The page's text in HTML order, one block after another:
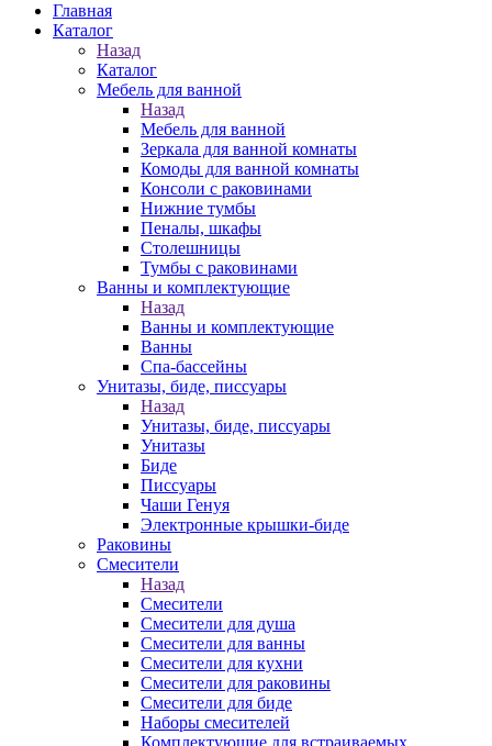
Главная
Каталог
Назад
Каталог
Мебель для ванной
Назад
Мебель для ванной
Зеркала для ванной комнаты
Комоды для ванной комнаты
Консоли с раковинами
Нижние тумбы
Пеналы, шкафы
Столешницы
Тумбы с раковинами
Ванны и комплектующие
Назад
Ванны и комплектующие
Ванны
Спа-бассейны
Унитазы, биде, писсуары
Назад
Унитазы, биде, писсуары
Унитазы
Биде
Писсуары
Чаши Генуя
Электронные крышки-биде
Раковины
Смесители
Назад
Смесители
Смесители для душа
Смесители для ванны
Смесители для кухни
Смесители для раковины
Смесители для биде
Наборы смесителей
Комплектующие для встраиваемых